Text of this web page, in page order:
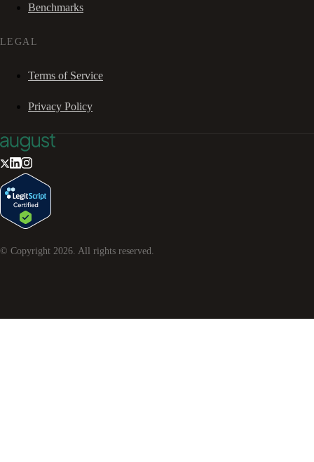
Benchmarks
LEGAL
Terms of Service
Privacy Policy
© Copyright 2026 . All rights reserved.